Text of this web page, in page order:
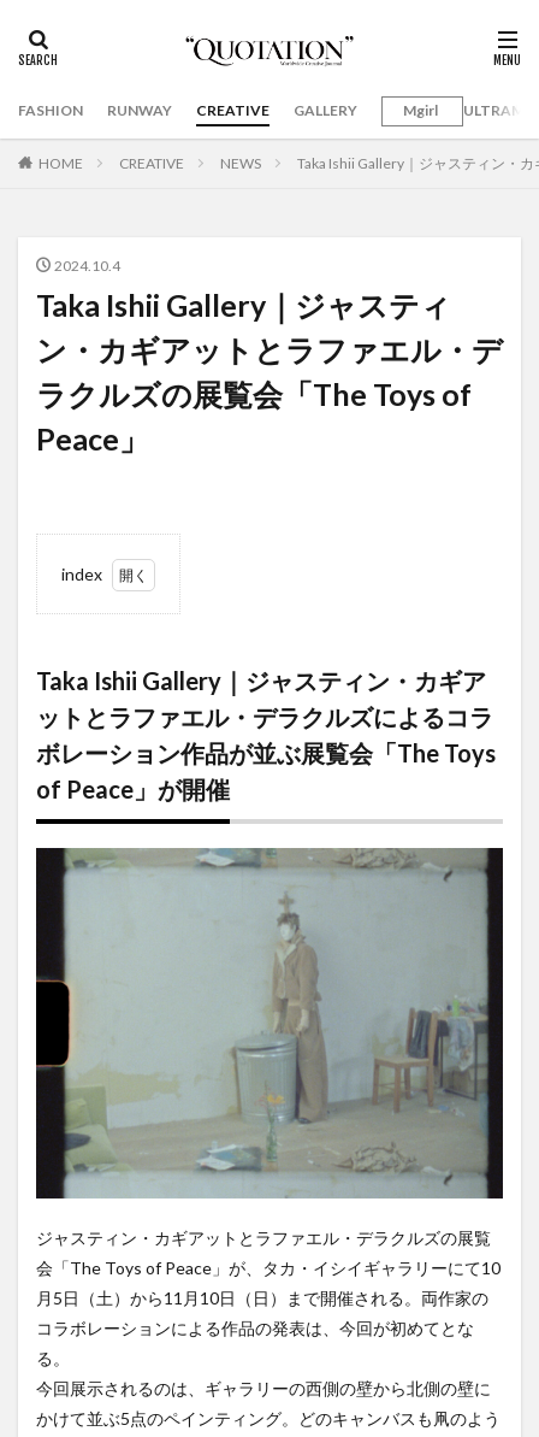
FASHION RUNWAY CREATIVE GALLERY Mgirl
HOME CREATIVE NEWS Taka Ishii Gallery｜ジャスティン・
2024.10.4
Taka Ishii Gallery｜ジャスティ
ン・カギアットとラファエル・デ
ラクルズの展覧会「The Toys of
Peace」
index
1
Gallery
｜ジャ
スティ
ン・カ
トとラ
ラクル
ズによ
並ぶ展
覧会
Toys of
Peace」
Taka Ishii Gallery｜ジャスティン・カギア
ットとラファエル・デラクルズによるコラ
ボレーション作品が並ぶ展覧会「The Toys
of Peace」が開催
ジャスティン・カギアットとラファエル・デラクルズの展覧
会「The Toys of Peace」が、タカ・イシイギャラリーにて10
月5日（土）から11月10日（日）まで開催される。両作家の
コラボレーションによる作品の発表は、今回が初めてとな
る。
今回展示されるのは、ギャラリーの西側の壁から北側の壁に
かけて並ぶ5点のペインティング。どのキャンバスも凧のよう